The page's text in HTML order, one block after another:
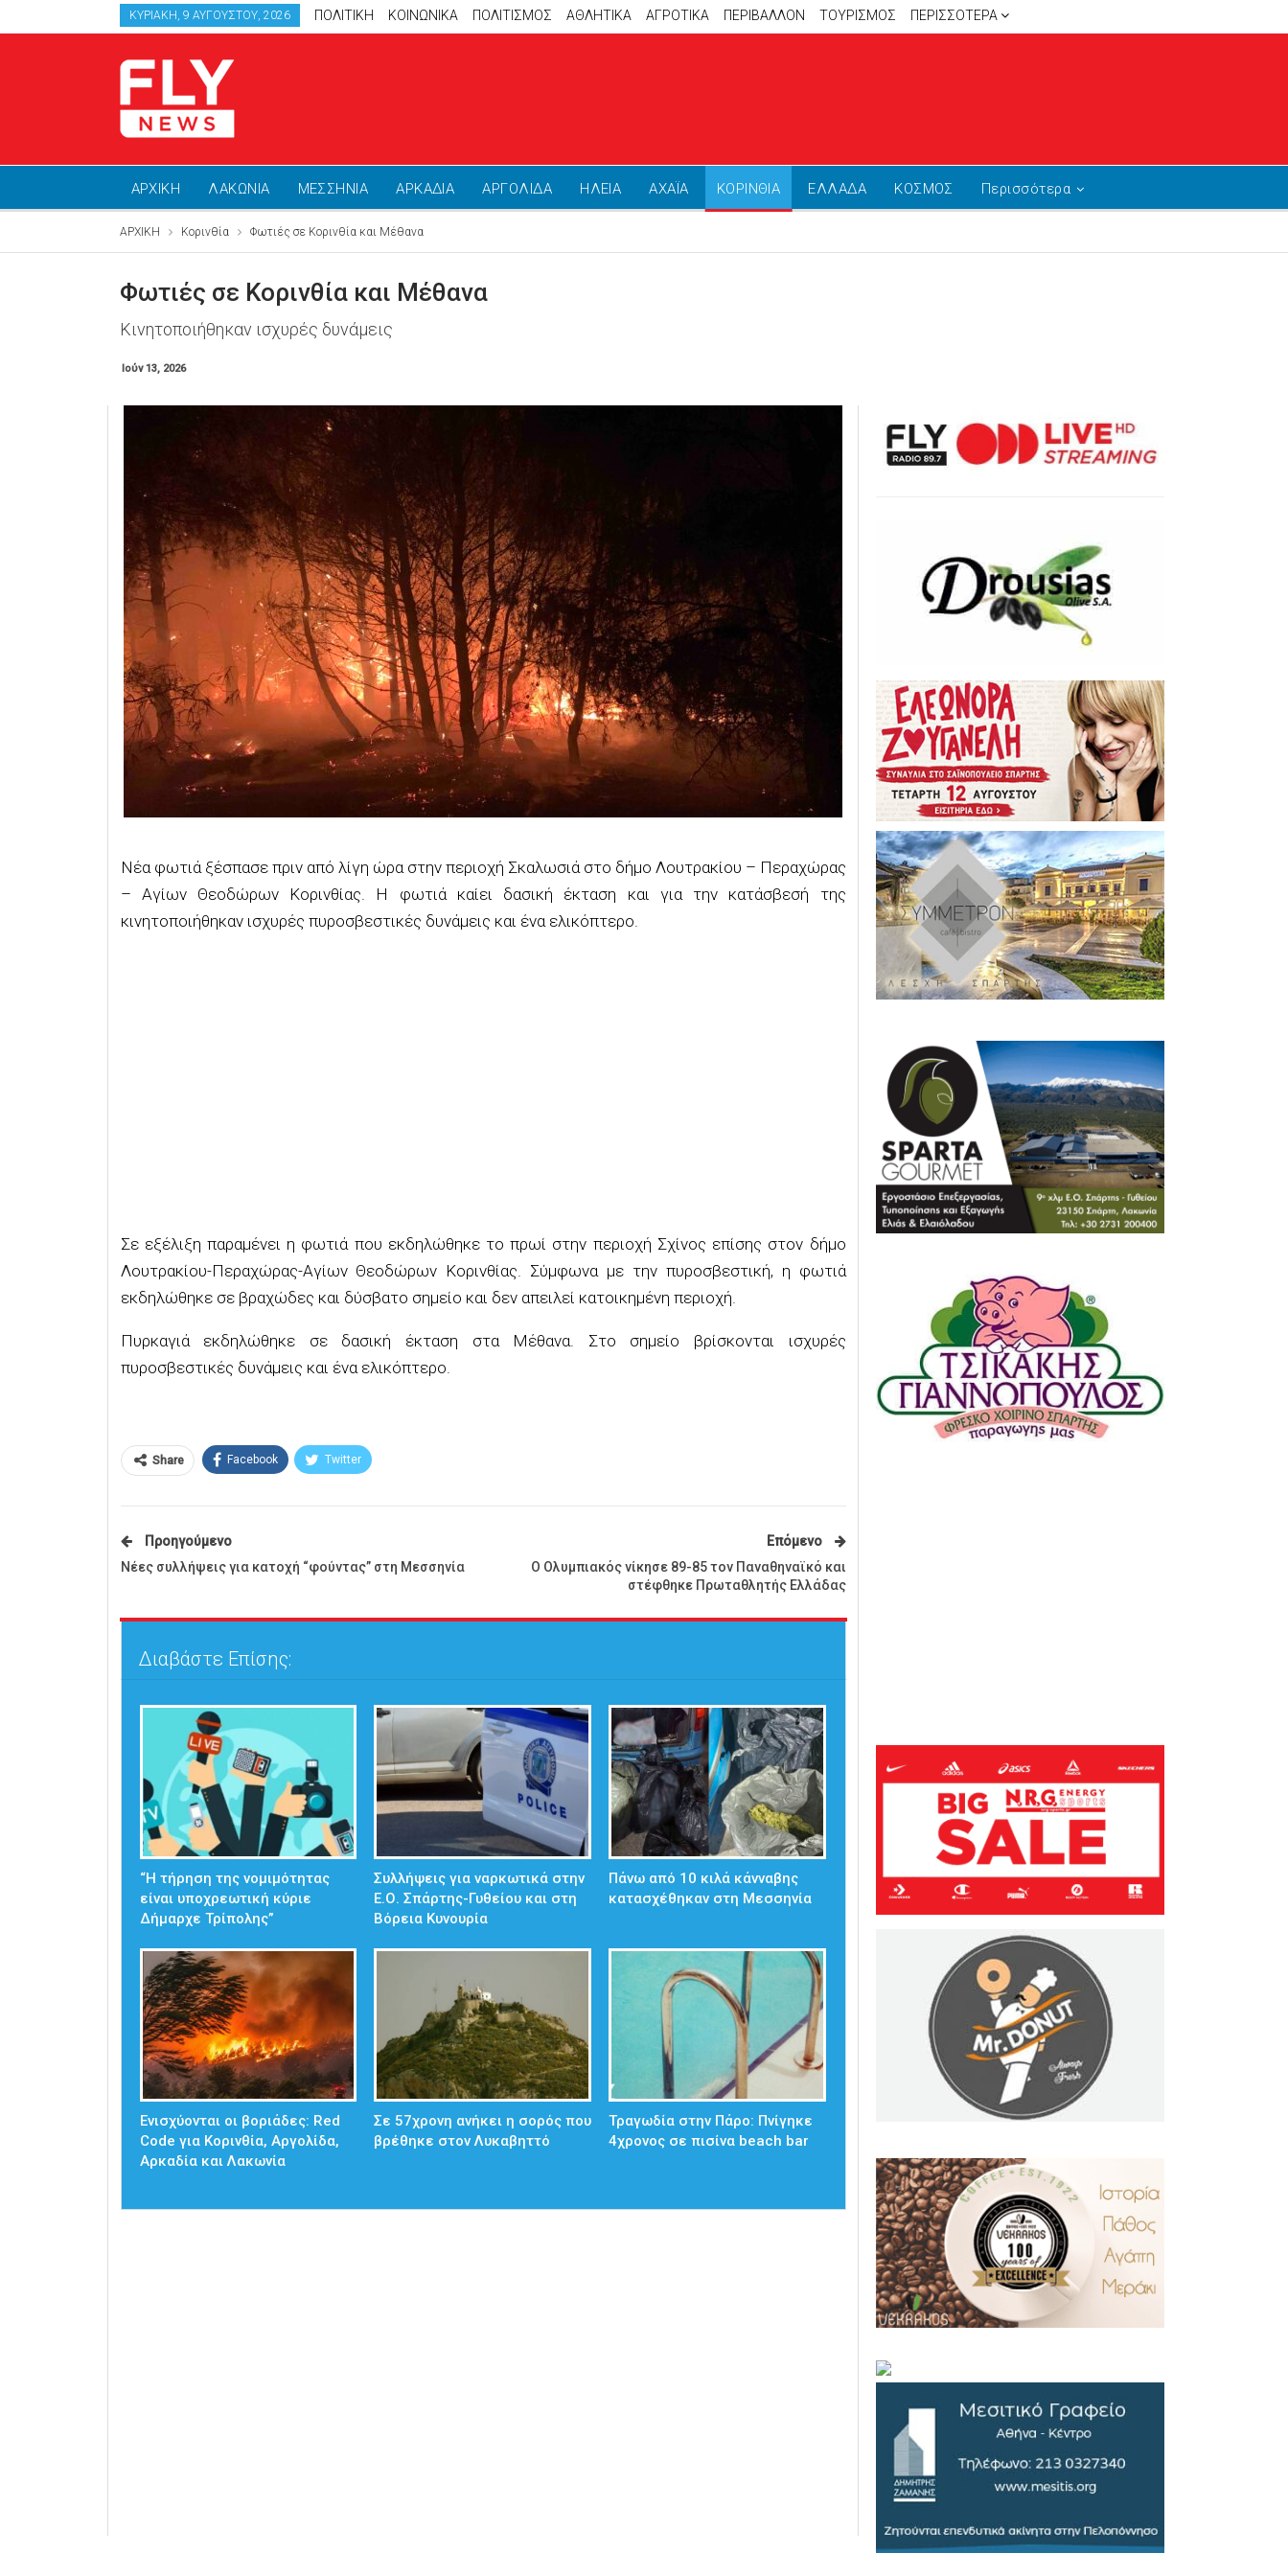
ΚΥΡΙΑΚΉ, 9 ΑΥΓΟΎΣΤΟΥ, 2026 ΠΟΛΙΤΙΚΗ ΚΟΙΝΩΝΙΚΑ ΠΟΛΙΤΙΣΜΟΣ ΑΘΛΗΤΙΚΆ ΑΓΡΟΤΙΚΑ ΠΕΡΙΒΑΛΛΟΝ ΤΟΥΡΙΣΜΟΣ ΠΕΡΙΣΣΌΤΕΡΑ
ΑΡΧΙΚΗ ΛΑΚΩΝΙΑ ΜΕΣΣΗΝΙΑ ΑΡΚΑΔΙΑ ΑΡΓΟΛΙΔΑ ΗΛΕΙΑ ΑΧΑΪΑ ΚΟΡΙΝΘΙΑ ΕΛΛΑΔΑ ΚΟΣΜΟΣ Περισσότερα
ΑΡΧΙΚΗ Κορινθία Φωτιές σε Κορινθία και Μέθανα
Φωτιές σε Κορινθία και Μέθανα
Κινητοποιήθηκαν ισχυρές δυνάμεις
Ιούν 13, 2026
Νέα φωτιά ξέσπασε πριν από λίγη ώρα στην περιοχή Σκαλωσιά στο δήμο Λουτρακίου – Περαχώρας
– Αγίων Θεοδώρων Κορινθίας. Η φωτιά καίει δασική έκταση και για την κατάσβεσή της
κινητοποιήθηκαν ισχυρές πυροσβεστικές δυνάμεις και ένα ελικόπτερο.
Σε εξέλιξη παραμένει η φωτιά που εκδηλώθηκε το πρωί στην περιοχή Σχίνος επίσης στον δήμο
Λουτρακίου-Περαχώρας-Αγίων Θεοδώρων Κορινθίας. Σύμφωνα με την πυροσβεστική, η φωτιά
εκδηλώθηκε σε βραχώδες και δύσβατο σημείο και δεν απειλεί κατοικημένη περιοχή.
Πυρκαγιά εκδηλώθηκε σε δασική έκταση στα Μέθανα. Στο σημείο βρίσκονται ισχυρές
πυροσβεστικές δυνάμεις και ένα ελικόπτερο.
Share Facebook Twitter
Προηγούμενο
Νέες συλλήψεις για κατοχή “φούντας” στη Μεσσηνία
Επόμενο
Ο Ολυμπιακός νίκησε 89-85 τον Παναθηναϊκό και
στέφθηκε Πρωταθλητής Ελλάδας
Διαβάστε Επίσης:
“Η τήρηση της νομιμότητας
είναι υποχρεωτική κύριε
Δήμαρχε Τρίπολης”
Συλλήψεις για ναρκωτικά στην
Ε.Ο. Σπάρτης-Γυθείου και στη
Βόρεια Κυνουρία
Πάνω από 10 κιλά κάνναβης
κατασχέθηκαν στη Μεσσηνία
Ενισχύονται οι βοριάδες: Red
Code για Κορινθία, Αργολίδα,
Αρκαδία και Λακωνία
Σε 57χρονη ανήκει η σορός που
βρέθηκε στον Λυκαβηττό
Τραγωδία στην Πάρο: Πνίγηκε
4χρονος σε πισίνα beach bar